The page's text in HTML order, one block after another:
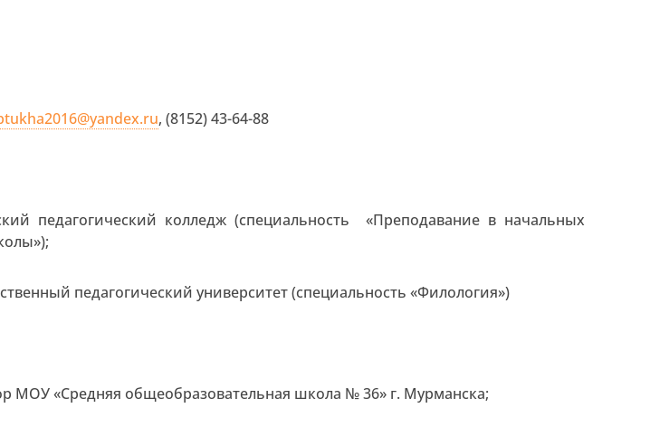
, (8152) 43-64-88
педагогический колледж (специальность «Преподавание в начальных
педагогический университет (специальность «Филология»)
МОУ «Средняя общеобразовательная школа № 36» г. Мурманска;